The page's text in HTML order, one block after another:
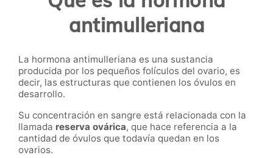
antimulleriana
La hormona antimulleriana es una sustancia
producida por los pequeños folículos del ovario, es
decir, las estructuras que contienen los óvulos en
desarrollo.
Su concentración en sangre está relacionada con la
llamada reserva ovárica, que hace referencia a la
cantidad de óvulos que todavía quedan en los
ovarios.